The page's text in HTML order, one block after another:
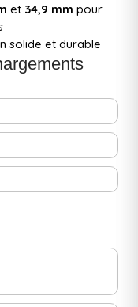
et 34,9 mm pour
solide et durable